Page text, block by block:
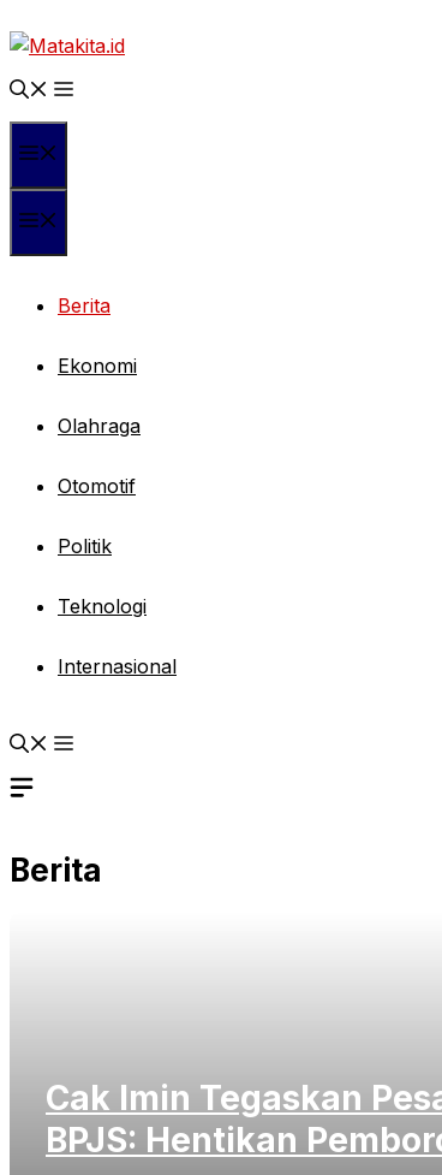
ke
isi
Berita
Ekonomi
Olahraga
Otomotif
Politik
Teknologi
Internasional
Berita
Cak Imin Tegaskan
BPJS: Hentikan